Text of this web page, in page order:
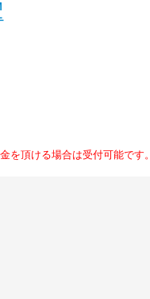
を頂ける場合は受付可能です。